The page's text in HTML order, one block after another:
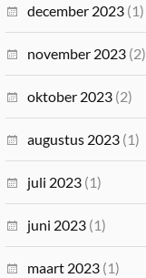
december 2023 (1)
november 2023 (2)
oktober 2023 (2)
augustus 2023 (1)
juli 2023 (1)
juni 2023 (1)
maart 2023 (1)